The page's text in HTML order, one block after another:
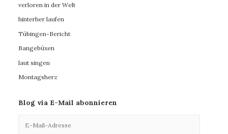
verloren in der Welt
hinterher laufen
Tübingen-Bericht
Bangebüxen
laut singen
Montagsherz
Blog via E-Mail abonnieren
Mail-